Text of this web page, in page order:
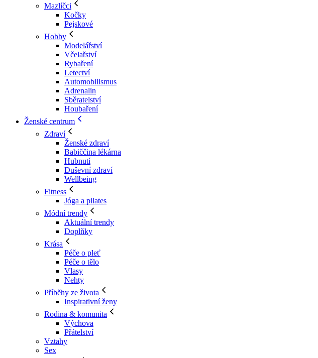
Mazlíčci
Kočky
Pejskové
Hobby
Modelářství
Včelařství
Rybaření
Letectví
Automobilismus
Adrenalin
Sběratelství
Houbaření
Ženské centrum
Zdraví
Ženské zdraví
Babiččina lékárna
Hubnutí
Duševní zdraví
Wellbeing
Fitness
Jóga a pilates
Módní trendy
Aktuální trendy
Doplňky
Krása
Péče o pleť
Péče o tělo
Vlasy
Nehty
Příběhy ze života
Inspirativní ženy
Rodina & komunita
Výchova
Přátelství
Vztahy
Sex